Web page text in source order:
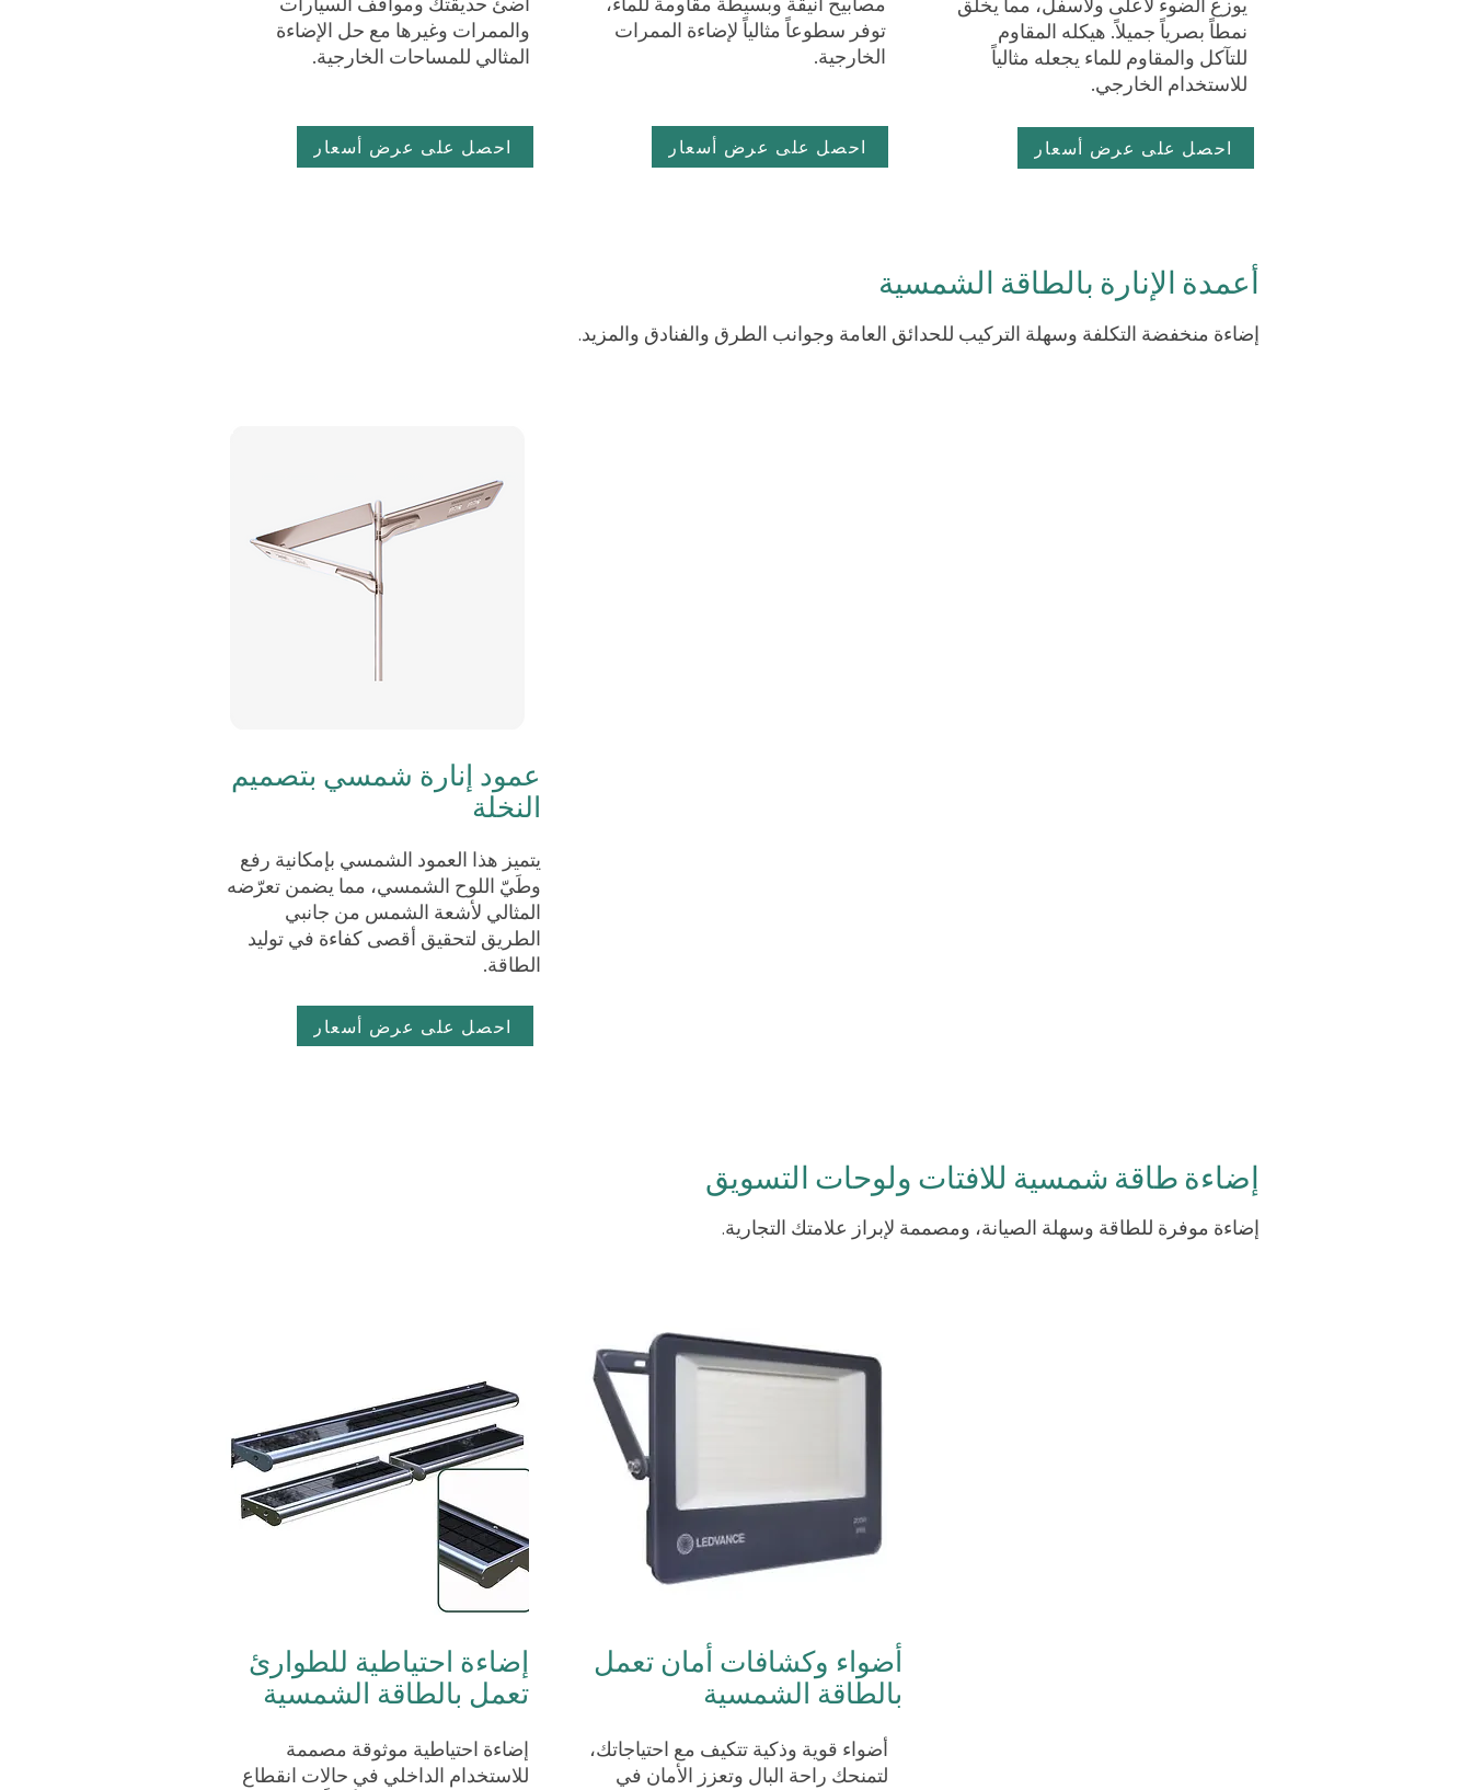
والممرات وغيرها مع حل الإضاءة
المثالي للمساحات الخارجية.
احصل على عرض أسعار
توفر سطوعاً مثالياً لإضاءة الممرات
الخارجية.
احصل على عرض أسعار
نمطاً بصرياً جميلاً. هيكله المقاوم
للتآكل والمقاوم للماء يجعله مثالياً
للاستخدام الخارجي.
احصل على عرض أسعار
أعمدة الإنارة بالطاقة الشمسية
إضاءة منخفضة التكلفة وسهلة التركيب للحدائق العامة وجوانب الطرق والفنادق والمزيد.
عمود إنارة شمسي بتصميم
النخلة
يتميز هذا العمود الشمسي بإمكانية رفع
وطَيّ اللوح الشمسي، مما يضمن تعرّضه
المثالي لأشعة الشمس من جانبي
الطريق لتحقيق أقصى كفاءة في توليد
الطاقة.
احصل على عرض أسعار
إضاءة طاقة شمسية للافتات ولوحات التسويق
إضاءة موفرة للطاقة وسهلة الصيانة، ومصممة لإبراز علامتك التجارية.
إضاءة احتياطية للطوارئ
تعمل بالطاقة الشمسية
إضاءة احتياطية موثوقة مصممة
للاستخدام الداخلي في حالات انقطاع
أضواء وكشافات أمان تعمل
بالطاقة الشمسية
أضواء قوية وذكية تتكيف مع احتياجاتك،
لتمنحك راحة البال وتعزز الأمان في